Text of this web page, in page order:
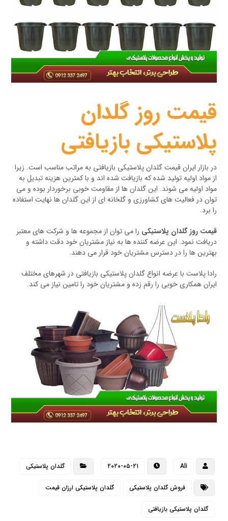
قیمت روز گلدان
پلاستیکی بازیافتی
در بازار ایران قیمت گلدان پلاستیکی بازیافتی به مراتب مناسب است. زیرا
از مواد اولیه تولید شده که بازیافت شده اند و با کمترین هزینه تبدیل به
مواد اولیه می شوند. این گلدان ها از مقاومت خوبی برخوردار بوده و می
توان در فعالیت های کشاورزی و گلخانه ای از این گلدان ها نهایت استفاده
را برد.
قیمت روز گلدان پلاستیکی را می توان از مجموعه ها و شرکت های معتبر
دریافت نمود. این عرضه کننده ها به نیاز مشتریان خود دقت داشته و
بهترین ها را در دسترس مشتریان خود قرار می دهند.
رادا پلاست با عرضه انواع گلدان پلاستیکی بازیافتی در شهرهای مختلف
ایران همکاری خوبی را رقم زده و مشتریان خود را تامین نیاز می کند.
Ali ۲۰۲۰-۰۵-۲۱ گلدان پلاستیکی
فروش گلدان پلاستیکی گلدان پلاستیکی ارزان قیمت
گلدان پلاستیکی بازیافتی